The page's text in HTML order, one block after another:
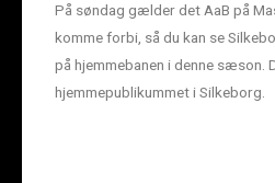
På søndag gælder det AaB på
komme forbi, så du kan se
på hjemmebanen i denne sæson.
hjemmepublikummet i Silkeborg.